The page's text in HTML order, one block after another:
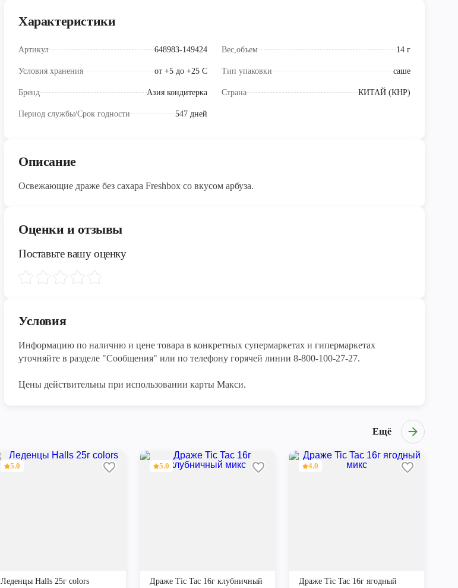
Характеристики
Артикул 648983-149424 Вес,объем 14 г
Условия хранения от +5 до +25 C Тип упаковки саше
Бренд Азия кондитерка Страна КИТАЙ (КНР)
Период службы/Срок годности 547 дней
Описание
Освежающие драже без сахара Freshbox со вкусом арбуза.
Оценки и отзывы
Поставьте вашу оценку
Условия
Информацию по наличию и цене товара в конкретных супермаркетах и гипермаркетах
уточняйте в разделе "Сообщения" или по телефону горячей линии 8-800-100-27-27.
Цены действительны при использовании карты Макси.
Ещё
5.0
Леденцы Halls 25г colors
5.0
Драже Tic Tac 16г клубничный
4.0
Драже Tic Tac 16г ягодный